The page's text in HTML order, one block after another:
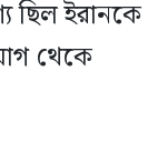
ছিল ইরানকে
থেকে